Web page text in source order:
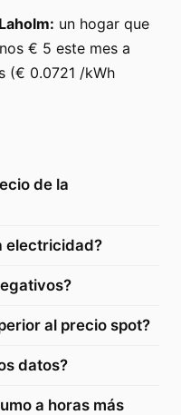
un hogar que
€ 5 este mes a
(€ 0.0721 /kWh
de la
electricidad?
al precio spot?
datos?
a horas más